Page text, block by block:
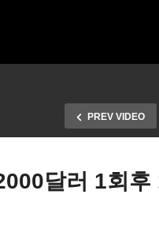
PREV VIDEO
달러 1회후